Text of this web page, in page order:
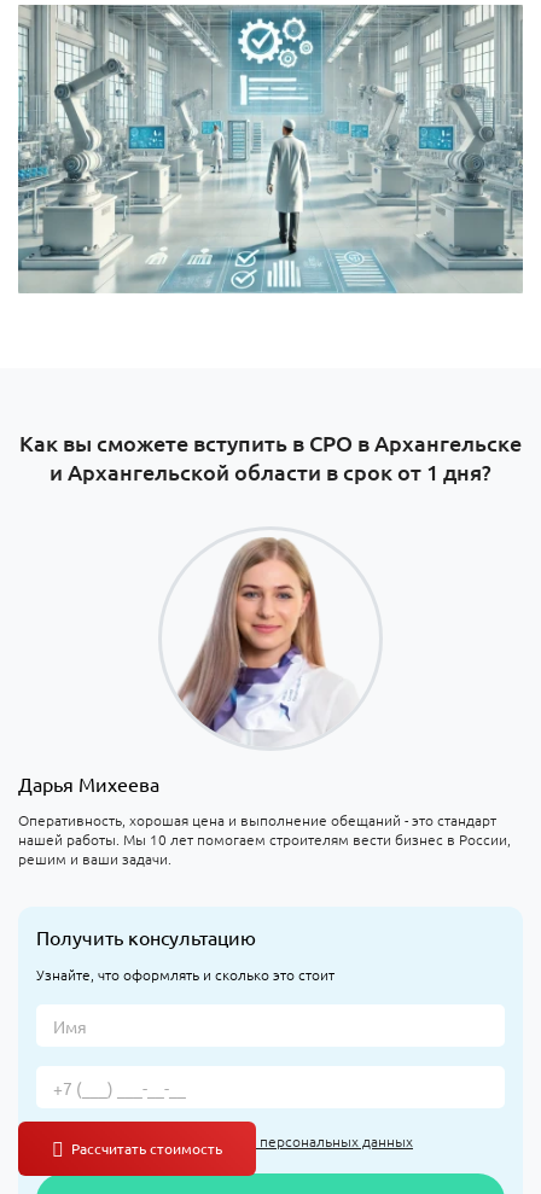
Как вы сможете вступить в СРО в Архангельске
и Архангельской области в срок от 1 дня?
Дарья Михеева
Оперативность, хорошая цена и выполнение обещаний - это стандарт
нашей работы. Мы 10 лет помогаем строителям вести бизнес в России,
решим и ваши задачи.
Получить консультацию
Узнайте, что оформлять и сколько это стоит
Я согласен(а) на обработку персональных данных